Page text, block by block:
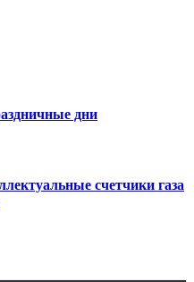
дни
счетчики газа